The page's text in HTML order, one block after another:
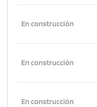
En construcción
En construcción
En construcción